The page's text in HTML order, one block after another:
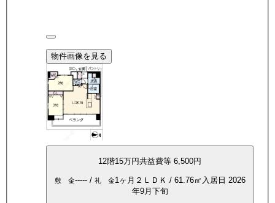
物件画像を見る
12階15万円共益費等 6,500円
敷 金-----/ 礼 金1ヶ月 ２ＬＤＫ / 61.76㎡ 入居日 2026
年9月下旬